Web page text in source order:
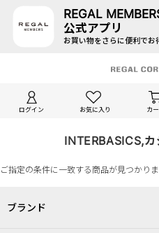
REGAL
公式アプリ
お買い物をさらに便利でお
ログイン お気に入り カ
INTERBASICS,
ご指定の条件に一致する商品が見つかりま
ブランド